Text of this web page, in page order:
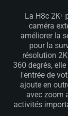
La H8c 2K⁺
caméra
améliorer la
pour la
résolution
360 degrés,
l'entrée de
ajoute en
avec zoom
activités